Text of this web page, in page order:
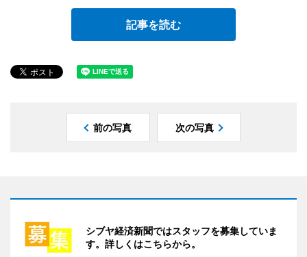
記事を読む
前の写真 次の写真
シブヤ経済新聞ではスタッフを募集していま
す。詳しくはこちらから。